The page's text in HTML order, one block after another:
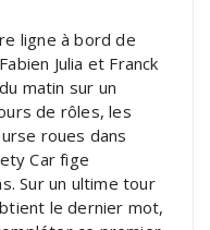
ligne à bord de
Julia et Franck
matin sur un
de rôles, les
roues dans
Car fige
Sur un ultime tour
le dernier mot,